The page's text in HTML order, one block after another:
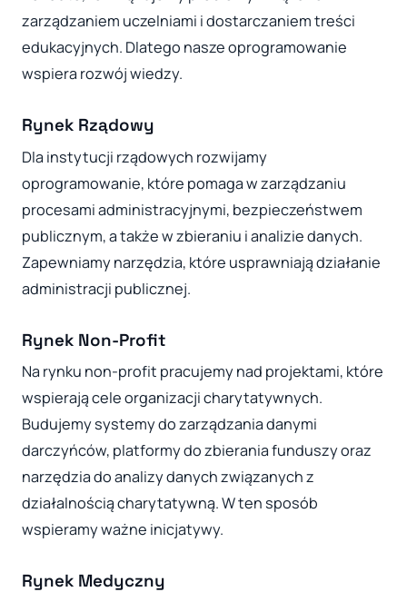
zarządzaniem uczelniami i dostarczaniem treści
edukacyjnych. Dlatego nasze oprogramowanie
wspiera rozwój wiedzy.
Rynek Rządowy
Dla instytucji rządowych rozwijamy
oprogramowanie, które pomaga w zarządzaniu
procesami administracyjnymi, bezpieczeństwem
publicznym, a także w zbieraniu i analizie danych.
Zapewniamy narzędzia, które usprawniają działanie
administracji publicznej.
Rynek Non-Profit
Na rynku non-profit pracujemy nad projektami, które
wspierają cele organizacji charytatywnych.
Budujemy systemy do zarządzania danymi
darczyńców, platformy do zbierania funduszy oraz
narzędzia do analizy danych związanych z
działalnością charytatywną. W ten sposób
wspieramy ważne inicjatywy.
Rynek Medyczny